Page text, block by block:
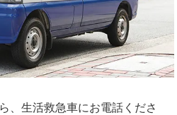
、生活救急車にお電話くださ